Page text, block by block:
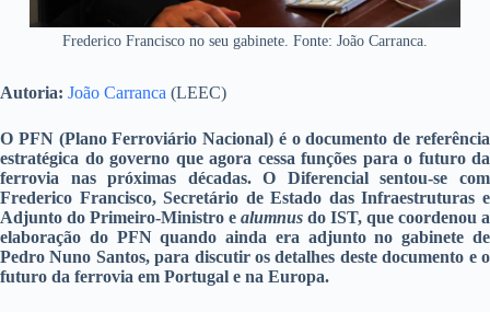
Frederico Francisco no seu gabinete. Fonte: João Carranca.
Autoria: João Carranca (LEEC)
O PFN (Plano Ferroviário Nacional) é o documento de referência
estratégica do governo que agora cessa funções para o futuro da
ferrovia nas próximas décadas. O Diferencial sentou-se com
Frederico Francisco, Secretário de Estado das Infraestruturas e
Adjunto do Primeiro-Ministro e alumnus do IST, que coordenou a
elaboração do PFN quando ainda era adjunto no gabinete de
Pedro Nuno Santos, para discutir os detalhes deste documento e o
futuro da ferrovia em Portugal e na Europa.